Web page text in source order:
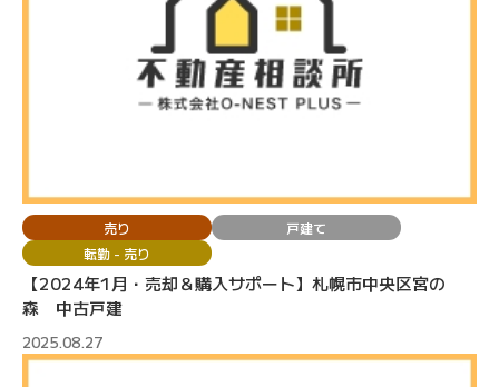
売り
戸建て
転勤 - 売り
【2024年1月・売却＆購入サポート】札幌市中央区宮の
森 中古戸建
2025.08.27